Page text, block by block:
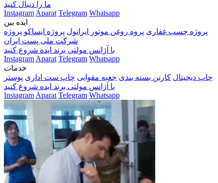
ما را دنبال کنید
Instagram Aparat Telegram Whatsapp
ایده بین
پروژه چسب غفاری پروه روغن موتور ایرانول پروژه ایساکو پروژه
شرکت ملی پست ایران
با آژانس مولتی برند ایده شروع کنید
Instagram Aparat Telegram Whatsapp
خدمات
چاپ دیجیتال کارتن بسته بندی جعبه مقوایی چاپ ست اداری پوستر
با آژانس مولتی برند ایده شروع کنید
Instagram Aparat Telegram Whatsapp